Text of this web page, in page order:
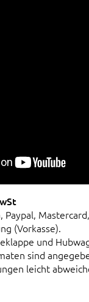
Paypal,
(Vorkasse).
und
sind
leicht